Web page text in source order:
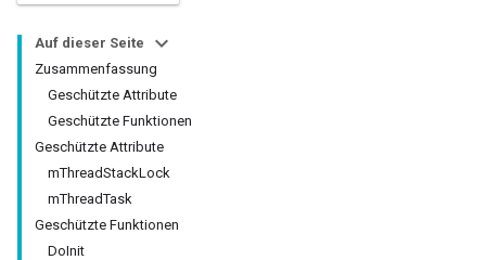
Auf dieser Seite
Zusammenfassung
Geschützte Attribute
Geschützte Funktionen
Geschützte Attribute
mThreadStackLock
mThreadTask
Geschützte Funktionen
DoInit